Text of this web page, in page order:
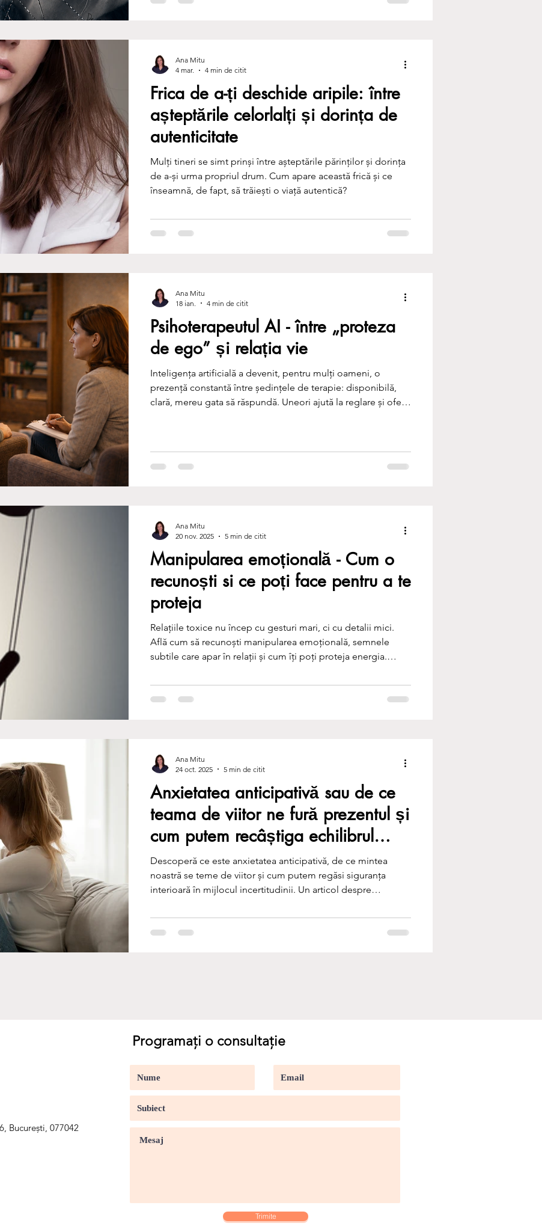
Frica de a-ți deschide aripile: între
așteptările celorlalți și dorința de
autenticitate
Mulți tineri se simt prinși între așteptările părinților și dorința
de a-și urma propriul drum. Cum apare această frică și ce
înseamnă, de fapt, să trăiești o viață autentică?
Ana Mitu
4 mar.
4 min de citit
Psihoterapeutul AI - între „proteza
de ego” și relația vie
Inteligența artificială a devenit, pentru mulți oameni, o
prezență constantă între ședințele de terapie: disponibilă,
clară, mereu gata să răspundă. Uneori ajută la reglare și oferă
Ana Mitu
18 ian.
4 min de citit
Manipularea emoțională - Cum o
recunoști si ce poți face pentru a te
proteja
Relațiile toxice nu încep cu gesturi mari, ci cu detalii mici.
Află cum să recunoști manipularea emoțională, semnele
subtile care apar în relații și cum îți poți proteja energia.
toxice, strategii de protecție emoțională și pași spre limite
sănătoase și vindecare. Redescoperă-ți forța interioară și
Ana Mitu
20 nov. 2025
5 min de citit
Anxietatea anticipativă sau de ce
teama de viitor ne fură prezentul și
cum putem recâștiga echilibrul
interior
Descoperă ce este anxietatea anticipativă, de ce mintea
noastră se teme de viitor și cum putem regăsi siguranța
interioară în mijlocul incertitudinii. Un articol despre
Ana Mitu
24 oct. 2025
5 min de citit
Programaţi o consultație
București, 077042
Trimite